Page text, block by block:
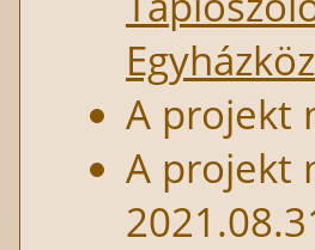
A projekt
A projekt